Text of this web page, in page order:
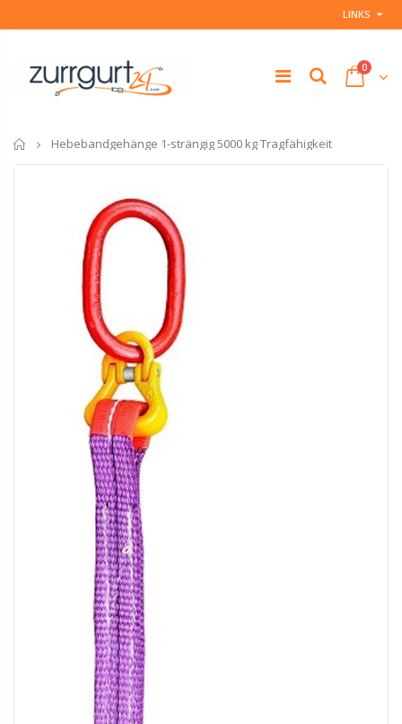
LINKS
0
Startseite
Hebebandgehänge 1-strängig 5000 kg Tragfähigkeit